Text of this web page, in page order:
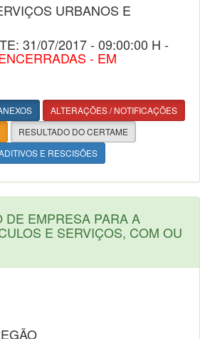
URBANOS E
31/07/2017 - 09:00:00 H -
- EM
ALTERAÇÕES / NOTIFICAÇÕES
RESULTADO DO CERTAME
E RESCISÕES
DE EMPRESA PARA A
E SERVIÇOS, COM OU